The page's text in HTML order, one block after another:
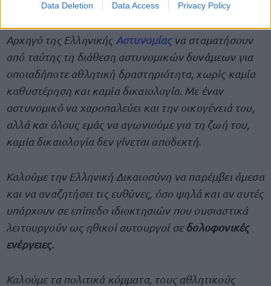
Data Deletion Data Access Privacy Policy
Αρχηγό της Ελληνικής Αστυνομίας να σταματήσουν
από ταύτης τη διάθεση αστυνομικών δυνάμεων για
οποιαδήποτε αθλητική δραστηριότητα, χωρίς καμία
καθυστέρηση και καμία δικαιολογία. Με έναν
αστυνομικό να χαροπαλεύει και την οικογένειά του,
αλλά και όλους εμάς να αγωνιούμε για τη ζωή του,
καμία δικαιολογία δεν γίνεται αποδεκτή.
Καλούμε την Ελληνική Δικαιοσύνη να παρέμβει άμεσα
και να αναζητήσει τις ευθύνες, όσο ψηλά και αν αυτές
υπάρχουν σε επίπεδο ιδιοκτησιών που ουσιαστικά
λειτουργούν ως ηθικοί αυτουργοί σε δολοφονικές
ενέργειες.
Καλούμε τα πολιτικά κόμματα, τους αθλητικούς